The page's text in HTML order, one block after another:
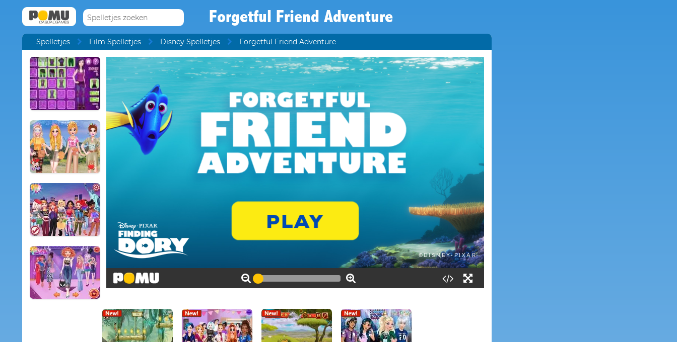
Forgetful Friend Adventure
Spelletjes Film Spelletjes Disney Spelletjes Forgetful Friend Adventure